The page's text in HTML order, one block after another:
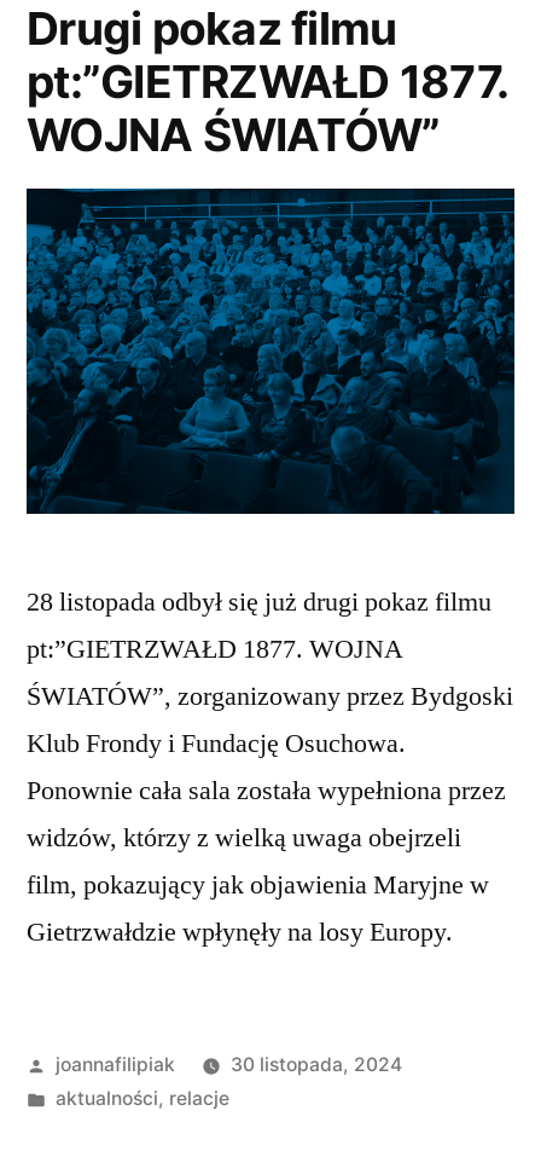
Drugi pokaz filmu
pt:”GIETRZWAŁD 1877.
WOJNA ŚWIATÓW”
28 listopada odbył się już drugi pokaz filmu
pt:”GIETRZWAŁD 1877. WOJNA
ŚWIATÓW”, zorganizowany przez Bydgoski
Klub Frondy i Fundację Osuchowa.
Ponownie cała sala została wypełniona przez
widzów, którzy z wielką uwaga obejrzeli
film, pokazujący jak objawienia Maryjne w
Gietrzwałdzie wpłynęły na losy Europy.
Opublikowane
przez
joannafilipiak
30 listopada, 2024
Opublikowano
aktualności, relacje